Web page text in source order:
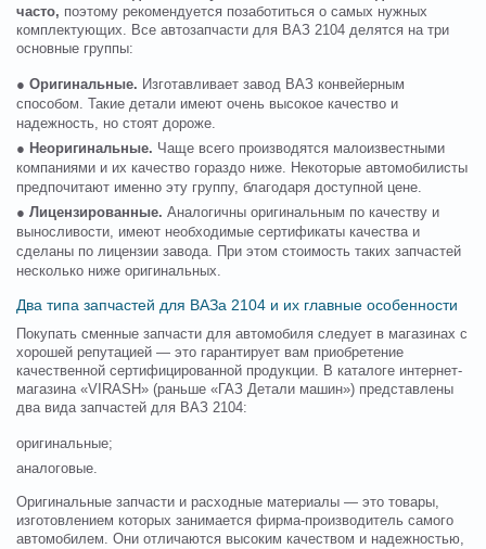
часто, поэтому рекомендуется позаботиться о самых нужных
комплектующих. Все автозапчасти для ВАЗ 2104 делятся на три
основные группы:
● Оригинальные. Изготавливает завод ВАЗ конвейерным
способом. Такие детали имеют очень высокое качество и
надежность, но стоят дороже.
● Неоригинальные. Чаще всего производятся малоизвестными
компаниями и их качество гораздо ниже. Некоторые автомобилисты
предпочитают именно эту группу, благодаря доступной цене.
● Лицензированные. Аналогичны оригинальным по качеству и
выносливости, имеют необходимые сертификаты качества и
сделаны по лицензии завода. При этом стоимость таких запчастей
несколько ниже оригинальных.
Два типа запчастей для ВАЗа 2104 и их главные особенности
Покупать сменные запчасти для автомобиля следует в магазинах с
хорошей репутацией — это гарантирует вам приобретение
качественной сертифицированной продукции. В каталоге интернет-
магазина «VIRASH» (раньше «ГАЗ Детали машин») представлены
два вида запчастей для ВАЗ 2104:
оригинальные;
аналоговые.
Оригинальные запчасти и расходные материалы — это товары,
изготовлением которых занимается фирма-производитель самого
автомобилем. Они отличаются высоким качеством и надежностью,